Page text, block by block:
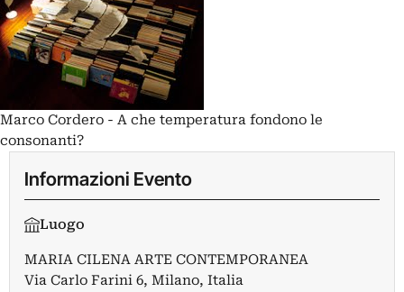
Marco Cordero - A che temperatura fondono le
consonanti?
Informazioni Evento
Luogo
MARIA CILENA ARTE CONTEMPORANEA
Via Carlo Farini 6, Milano, Italia